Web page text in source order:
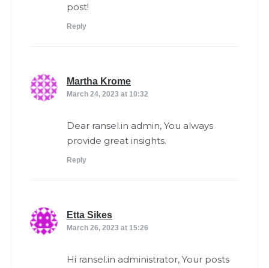
post!
Reply
Martha Krome
March 24, 2023 at 10:32
Dear ransel.in admin, You always
provide great insights.
Reply
Etta Sikes
March 26, 2023 at 15:26
Hi ransel.in administrator, Your posts